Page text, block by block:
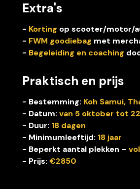
Extra's
- Korting op scooter/motor/
- FWM goodiebag met
- Begeleiding en coaching
Praktisch en prijs
- Bestemming: Koh Samui,
- Datum: van 5 oktober tot
- Duur: 18 dagen
- Minimumleeftijd: 18 jaar
- Beperkt aantal plekken –
- Prijs: €2850